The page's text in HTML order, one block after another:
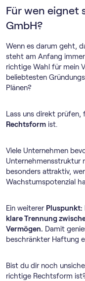
Für wen eignet
GmbH?
Wenn es darum geht,
steht am Anfang
richtige Wahl für mein
beliebtesten
Plänen?
Lass uns direkt prüfen,
Rechtsform ist.
Viele Unternehmen
Unternehmensstruktur
besonders attraktiv,
Wachstumspotenzial
Ein weiterer Pluspunkt:
klare Trennung
Vermögen. Damit
beschränkter Haftung
Bist du dir noch
richtige Rechtsform